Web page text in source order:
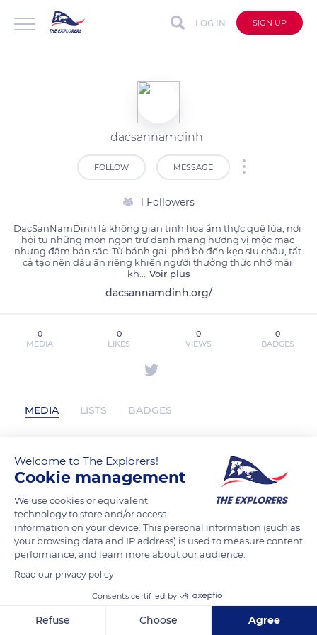
LOG IN SIGN UP
dacsannamdinh
FOLLOW MESSAGE
1 Followers
DacSanNamDinh là không gian tinh hoa ẩm thực quê lúa, nơi
hội tụ những món ngon trứ danh mang hương vị mộc mạc
nhưng đậm bản sắc. Từ bánh gai, phở bò đến kẹo sìu châu, tất
cả tạo nên dấu ấn riêng khiến người thưởng thức nhớ mãi
kh
Voir plus
dacsannamdinh.org/
0
MEDIA
0
LIKES
0
VIEWS
0
BADGES
MEDIA LISTS BADGES
dacsannamdinh has not posted any
content yet
Welcome to The Explorers!
Cookie management
We use cookies or equivalent
technology to store and/or access
information on your device. This personal information (such as
your browsing data and IP address) is used to measure content
performance, and learn more about our audience.
Read our privacy policy
Consents certified by
Refuse Choose Agree